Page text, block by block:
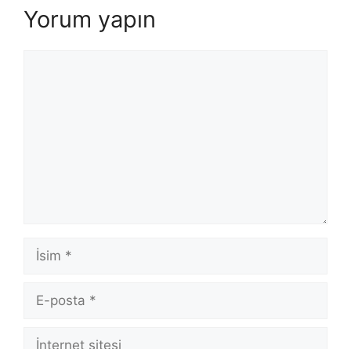
Yorum yapın
İsim
posta
İnternet